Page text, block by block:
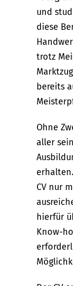
und
diese
trotz
bereits
Ohne
aller
CV nur
hierfür
Know-